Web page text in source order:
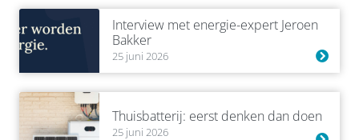
Interview met energie-expert Jeroen
Bakker
25 juni 2026
Thuisbatterij: eerst denken dan doen
25 juni 2026